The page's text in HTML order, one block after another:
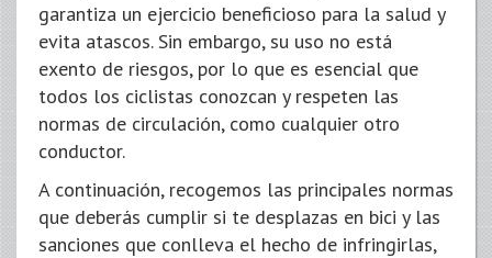
garantiza un ejercicio beneficioso para la salud y
evita atascos. Sin embargo, su uso no está
exento de riesgos, por lo que es esencial que
todos los ciclistas conozcan y respeten las
normas de circulación, como cualquier otro
conductor.
A continuación, recogemos las principales normas
que deberás cumplir si te desplazas en bici y las
sanciones que conlleva el hecho de infringirlas,